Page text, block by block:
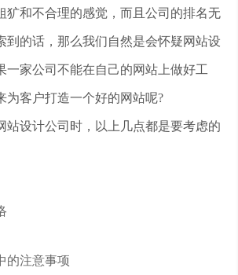
犷和不合理的感觉，而且公司的排名无
到的话，那么我们自然是会怀疑网站设
一家公司不能在自己的网站上做好工
为客户打造一个好的网站呢?
站设计公司时，以上几点都是要考虑的
的注意事项